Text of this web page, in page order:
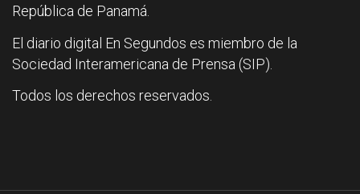
República de Panamá.
El diario digital En Segundos es miembro de la
Sociedad Interamericana de Prensa (SIP).
Todos los derechos reservados.